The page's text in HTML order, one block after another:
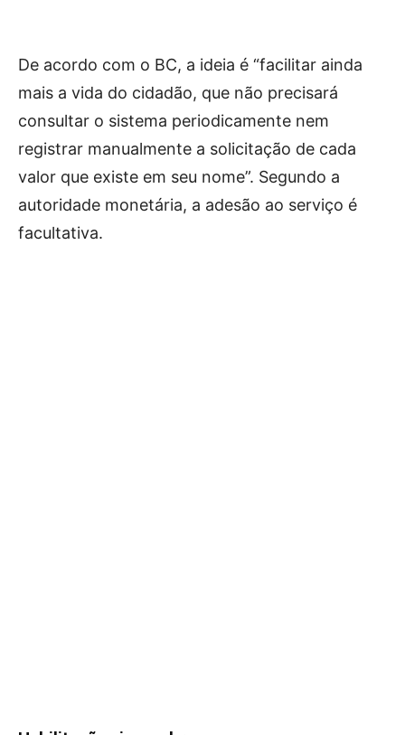
De acordo com o BC, a ideia é “facilitar ainda
mais a vida do cidadão, que não precisará
consultar o sistema periodicamente nem
registrar manualmente a solicitação de cada
valor que existe em seu nome”. Segundo a
autoridade monetária, a adesão ao serviço é
facultativa.